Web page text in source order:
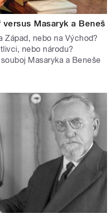
Masaryk a Beneš
Západ, nebo na Východ?
nebo národu?
Masaryka a Beneše